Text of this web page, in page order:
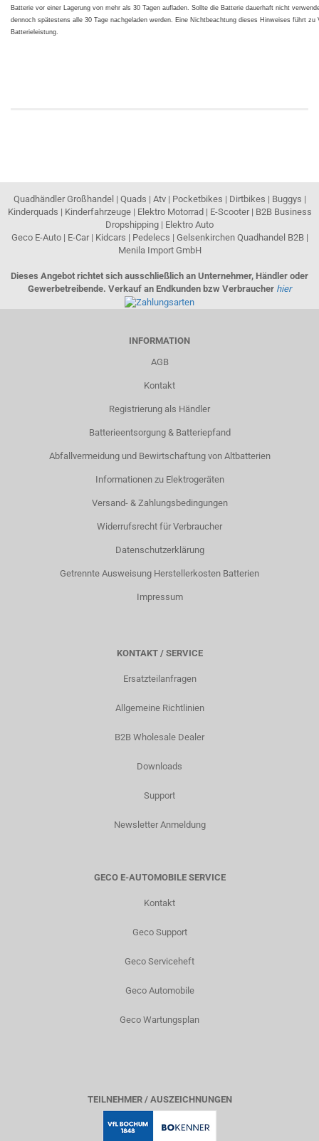
Batterie vor einer Lagerung von mehr als 30 Tagen aufladen. Sollte die Batterie dauerhaft nicht
dennoch spätestens alle 30 Tage nachgeladen werden. Eine Nichtbeachtung dieses Hinweises führt zu
Batterieleistung.
Quadhändler Großhandel | Quads | Atv | Pocketbikes | Dirtbikes | Buggys |
Kinderquads | Kinderfahrzeuge | Elektro Motorrad | E-Scooter | B2B Business
Dropshipping | Elektro Auto
Geco E-Auto | E-Car | Kidcars | Pedelecs | Gelsenkirchen Quadhandel B2B |
Menila Import GmbH
Dieses Angebot richtet sich ausschließlich an Unternehmer, Händler oder
Gewerbetreibende. Verkauf an Endkunden bzw Verbraucher hier
INFORMATION
AGB
Kontakt
Registrierung als Händler
Batterieentsorgung & Batteriepfand
Abfallvermeidung und Bewirtschaftung von Altbatterien
Informationen zu Elektrogeräten
Versand- & Zahlungsbedingungen
Widerrufsrecht für Verbraucher
Datenschutzerklärung
Getrennte Ausweisung Herstellerkosten Batterien
Impressum
KONTAKT / SERVICE
Ersatzteilanfragen
Allgemeine Richtlinien
B2B Wholesale Dealer
Downloads
Support
Newsletter Anmeldung
GECO E-AUTOMOBILE SERVICE
Kontakt
Geco Support
Geco Serviceheft
Geco Automobile
Geco Wartungsplan
TEILNEHMER / AUSZEICHNUNGEN